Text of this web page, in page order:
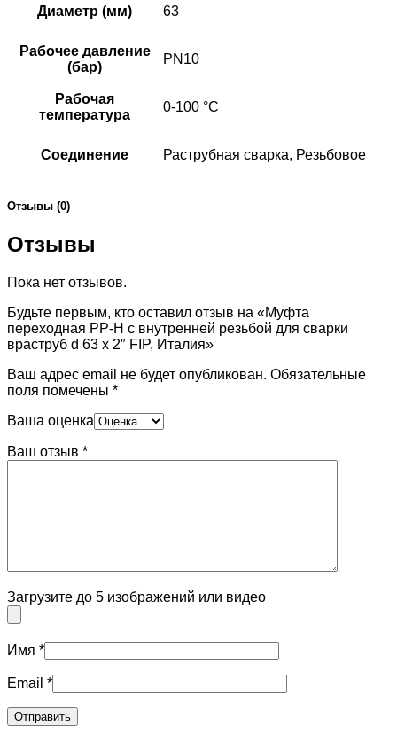
Диаметр (мм) 63
Рабочее давление
(бар)
PN10
Рабочая
температура
0-100 °C
Соединение Раструбная сварка, Резьбовое
Отзывы (0)
Отзывы
Пока нет отзывов.
Будьте первым, кто оставил отзыв на «Муфта
переходная PP-H с внутренней резьбой для сварки
враструб d 63 х 2″ FIP, Италия»
Ваш адрес email не будет опубликован. Обязательные
поля помечены *
Ваша оценка
Ваш отзыв *
Загрузите до 5 изображений или видео
Имя *
Email *